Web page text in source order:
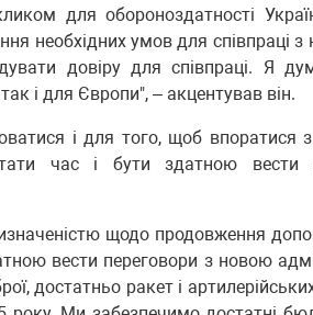
для обороноздатності
необхідних умов для співпраці з
довіру для співпраці. Я
і для Європи", – акцентував він.
і для того, щоб впоратися з
час і бути здатною
щодо продовження
вести переговори з новою
достатньо ракет і